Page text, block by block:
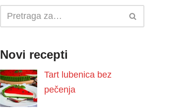
Novi recepti
Tart lubenica bez
pečenja